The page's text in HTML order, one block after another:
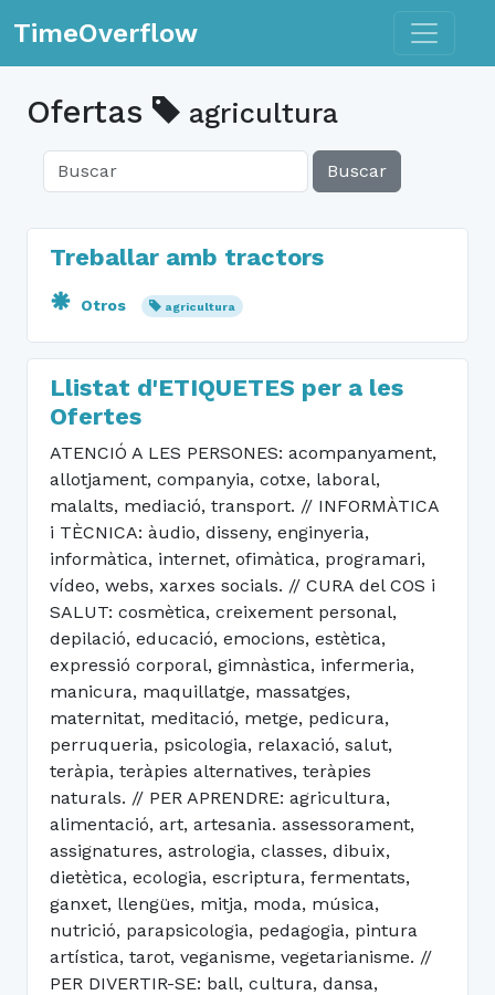
TimeOverflow Toggle
Ofertas agricultura
Buscar
Treballar amb tractors
Otros agricultura
Llistat d'ETIQUETES per a les
Ofertes
ATENCIÓ A LES PERSONES: acompanyament,
allotjament, companyia, cotxe, laboral,
malalts, mediació, transport. // INFORMÀTICA
i TÈCNICA: àudio, disseny, enginyeria,
informàtica, internet, ofimàtica, programari,
vídeo, webs, xarxes socials. // CURA del COS i
SALUT: cosmètica, creixement personal,
depilació, educació, emocions, estètica,
expressió corporal, gimnàstica, infermeria,
manicura, maquillatge, massatges,
maternitat, meditació, metge, pedicura,
perruqueria, psicologia, relaxació, salut,
teràpia, teràpies alternatives, teràpies
naturals. // PER APRENDRE: agricultura,
alimentació, art, artesania. assessorament,
assignatures, astrologia, classes, dibuix,
dietètica, ecologia, escriptura, fermentats,
ganxet, llengües, mitja, moda, música,
nutrició, parapsicologia, pedagogia, pintura
artística, tarot, veganisme, vegetarianisme. //
PER DIVERTIR-SE: ball, cultura, dansa,